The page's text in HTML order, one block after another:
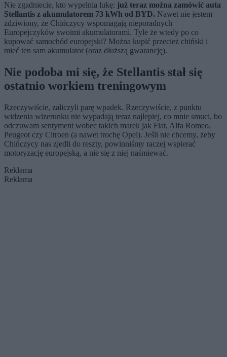
Nie zgadniecie, kto wypełnia lukę: już teraz można zamówić auta
Stellantis z akumulatorem 73 kWh od BYD. Nawet nie jestem
zdziwiony, że Chińczycy wspomagają nieporadnych
Europejczyków swoimi akumulatorami. Tyle że wtedy po co
kupować samochód europejski? Można kupić przecież chiński i
mieć ten sam akumulator (oraz dłuższą gwarancję).
Nie podoba mi się, że Stellantis stał się
ostatnio workiem treningowym
Rzeczywiście, zaliczyli parę wpadek. Rzeczywiście, z punktu
widzenia wizerunku nie wypadają teraz najlepiej, co mnie smuci, bo
odczuwam sentyment wobec takich marek jak Fiat, Alfa Romeo,
Peugeot czy Citroen (a nawet trochę Opel). Jeśli nie chcemy, żeby
Chińczycy nas zjedli do reszty, powinniśmy raczej wspierać
motoryzację europejską, a nie się z niej naśmiewać.
Reklama
Reklama